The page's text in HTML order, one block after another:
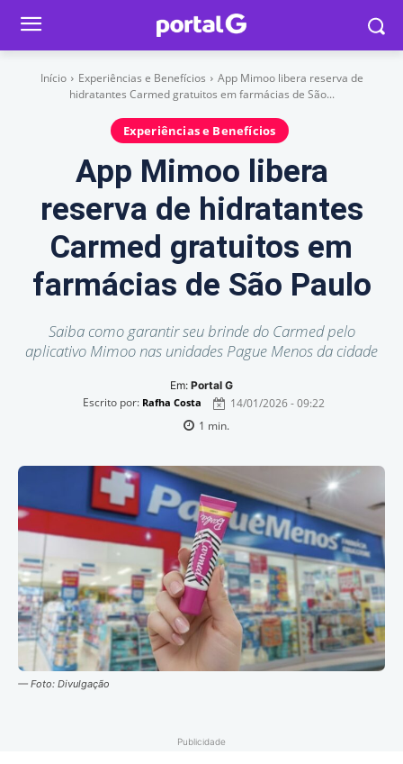
Início Experiências e Benefícios
App Mimoo libera reserva de
hidratantes Carmed gratuitos em farmácias de São...
Experiências e Benefícios
App Mimoo libera
reserva de hidratantes
Carmed gratuitos em
farmácias de São Paulo
Saiba como garantir seu brinde do Carmed pelo
aplicativo Mimoo nas unidades Pague Menos da cidade
Em: Portal G
Escrito por: Rafha Costa
14/01/2026 - 09:22
1 min.
— Foto: Divulgação
Publicidade